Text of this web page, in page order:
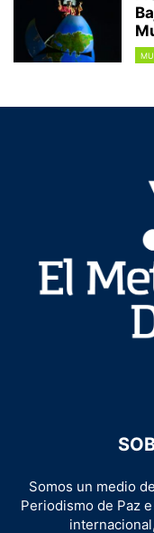
Somos un medio
Periodismo de Paz